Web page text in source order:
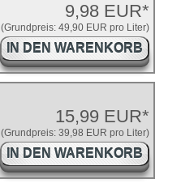
9,98 EUR*
(Grundpreis: 49,90 EUR pro Liter)
IN DEN WARENKORB
15,99 EUR*
(Grundpreis: 39,98 EUR pro Liter)
IN DEN WARENKORB